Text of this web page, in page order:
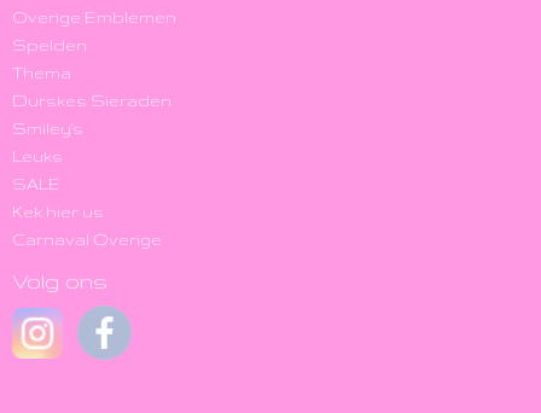
Overige Emblemen
Spelden
Thema
Durskes Sieraden
Smiley's
Leuks
SALE
Kek hier us
Carnaval Overige
Volg ons